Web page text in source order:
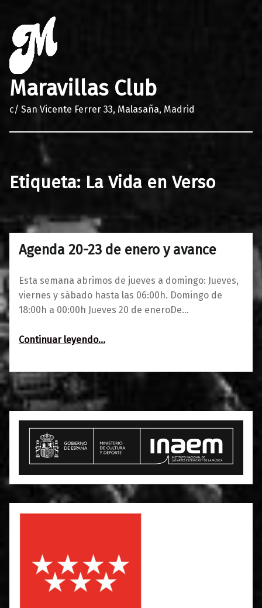
Maravillas Club
c/ San Vicente Ferrer 33, Malasaña, Madrid
Etiqueta: La Vida en Verso
Agenda 20-23 de enero y avance
Esta semana abrimos de jueves a domingo: Jueves,
viernes y sábado hasta las 06:00h. Domingo de
18:00h a 00:00h Jueves 20 de eneroDe…
Continuar leyendo“Agenda 20-23 de enero y avance”
…
18/01/20220
Maravillas